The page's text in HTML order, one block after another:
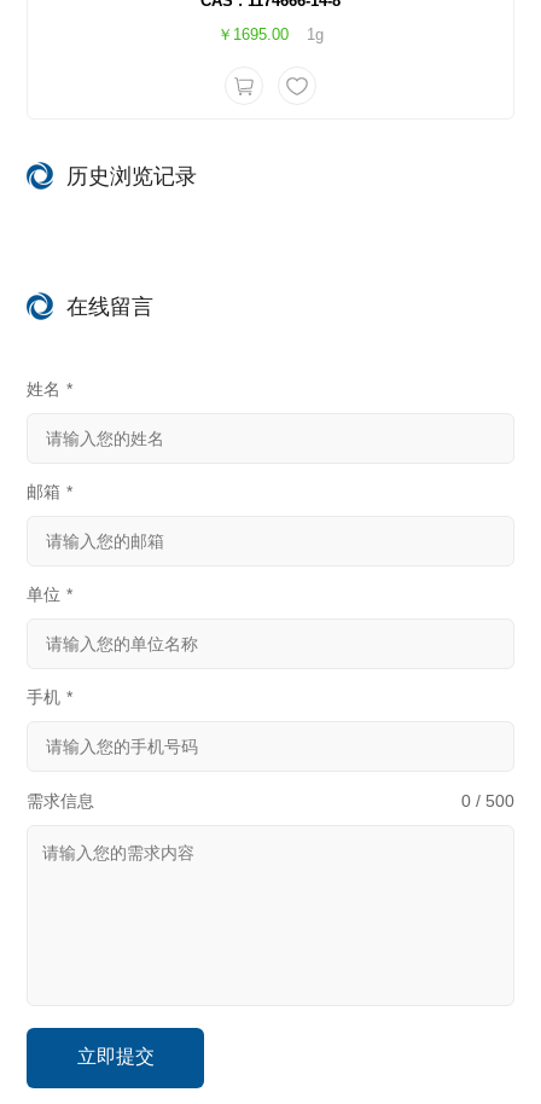
￥1695.00
1g
历史浏览记录
在线留言
姓名 *
邮箱 *
单位 *
手机 *
需求信息 0 / 500